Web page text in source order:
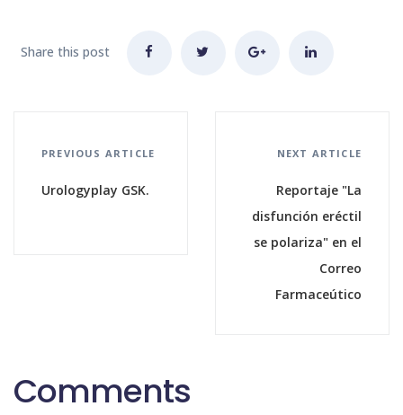
Share this post
PREVIOUS ARTICLE
Urologyplay GSK.
NEXT ARTICLE
Reportaje "La
disfunción eréctil
se polariza" en el
Correo
Farmaceútico
Comments